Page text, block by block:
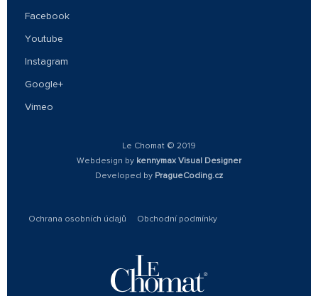
Facebook
Youtube
Instagram
Google+
Vimeo
Le Chomat © 2019
Webdesign by kennymax Visual Designer
Developed by PragueCoding.cz
Ochrana osobních údajů Obchodní podmínky